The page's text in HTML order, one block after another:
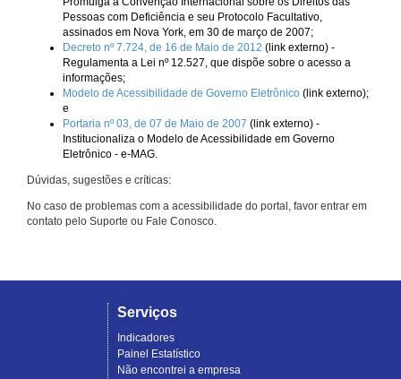
Pessoas com Deficiência e seu Protocolo Facultativo,
assinados em Nova York, em 30 de março de 2007;
Decreto nº 7.724, de 16 de Maio de 2012 (link externo) -
Regulamenta a Lei nº 12.527, que dispõe sobre o acesso a
informações;
Modelo de Acessibilidade de Governo Eletrônico (link externo);
e
Portaria nº 03, de 07 de Maio de 2007 (link externo) -
Institucionaliza o Modelo de Acessibilidade em Governo
Eletrônico - e-MAG.
Dúvidas, sugestões e críticas:
No caso de problemas com a acessibilidade do portal, favor entrar em
contato pelo Suporte ou Fale Conosco.
Serviços
Indicadores
Painel Estatístico
Não encontrei a empresa